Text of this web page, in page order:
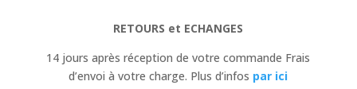
RETOURS et ECHANGES
14 jours après réception de votre commande Frais
d’envoi à votre charge. Plus d’infos par ici